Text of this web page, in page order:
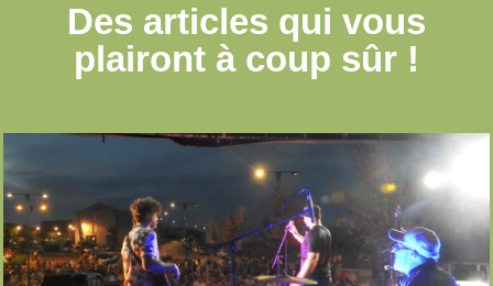
Des articles qui vous
plairont à coup sûr !